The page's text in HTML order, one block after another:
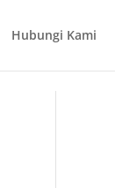
Hubungi Kami